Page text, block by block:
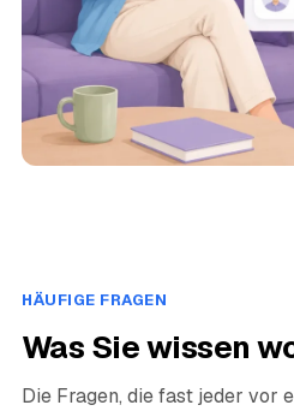
HÄUFIGE FRAGEN
Was Sie wissen
Die Fragen, die fast jeder vor